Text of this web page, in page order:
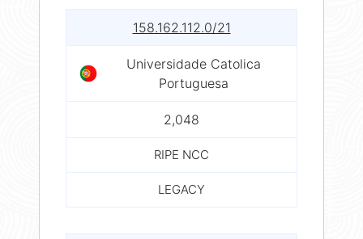
158.162.112.0/21
Universidade Catolica
Portuguesa
2,048
RIPE NCC
LEGACY